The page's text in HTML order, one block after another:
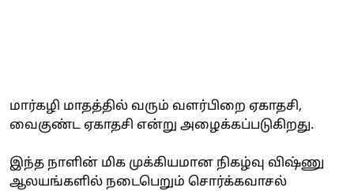
மார்கழி மாதத்தில் வரும் வளர்பிறை ஏகாதசி,
வைகுண்ட ஏகாதசி என்று அழைக்கப்படுகிறது.
இந்த நாளின் மிக முக்கியமான நிகழ்வு விஷ்ணு
ஆலயங்களில் நடைபெறும் சொர்க்கவாசல்